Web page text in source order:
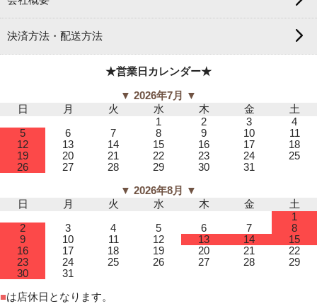
決済方法・配送方法
★営業日カレンダー★
▼ 2026年7月 ▼
日
月 火 水 木 金
土
1
2 3
4
5
6 7 8 9 10
11
12
13 14 15 16 17
18
19
20 21 22 23 24
25
26
27 28 29 30 31
▼ 2026年8月 ▼
日
月 火 水 木 金
土
1
2
3 4 5 6 7
8
9
10 11 12 13 14
15
16
17 18 19 20 21
22
23
24 25 26 27 28
29
30
31
■は店休日となります。